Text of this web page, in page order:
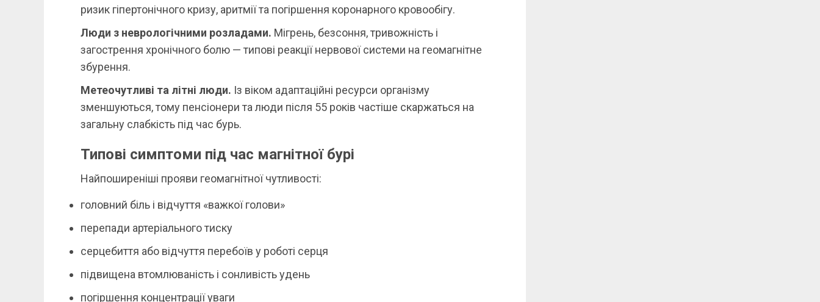
ризик гіпертонічного кризу, аритмії та погіршення коронарного кровообігу.
Люди з неврологічними розладами. Мігрень, безсоння, тривожність і
загострення хронічного болю — типові реакції нервової системи на геомагнітне
збурення.
Метеочутливі та літні люди. Із віком адаптаційні ресурси організму
зменшуються, тому пенсіонери та люди після 55 років частіше скаржаться на
загальну слабкість під час бурь.
Типові симптоми під час магнітної бурі
Найпоширеніші прояви геомагнітної чутливості:
головний біль і відчуття «важкої голови»
перепади артеріального тиску
серцебиття або відчуття перебоїв у роботі серця
підвищена втомлюваність і сонливість удень
погіршення концентрації уваги